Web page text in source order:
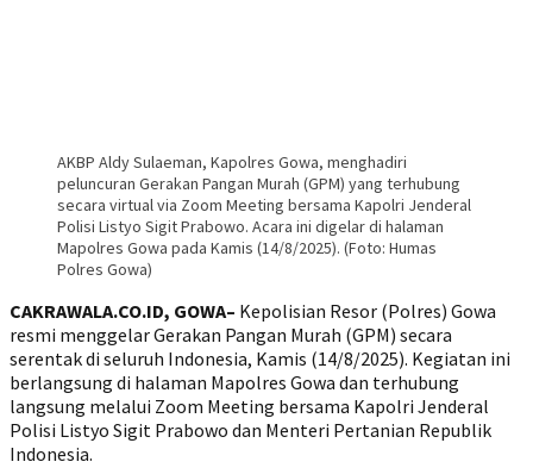
AKBP Aldy Sulaeman, Kapolres Gowa, menghadiri
peluncuran Gerakan Pangan Murah (GPM) yang terhubung
secara virtual via Zoom Meeting bersama Kapolri Jenderal
Polisi Listyo Sigit Prabowo. Acara ini digelar di halaman
Mapolres Gowa pada Kamis (14/8/2025). (Foto: Humas
Polres Gowa)
CAKRAWALA.CO.ID, GOWA– Kepolisian Resor (Polres) Gowa
resmi menggelar Gerakan Pangan Murah (GPM) secara
serentak di seluruh Indonesia, Kamis (14/8/2025). Kegiatan ini
berlangsung di halaman Mapolres Gowa dan terhubung
langsung melalui Zoom Meeting bersama Kapolri Jenderal
Polisi Listyo Sigit Prabowo dan Menteri Pertanian Republik
Indonesia.